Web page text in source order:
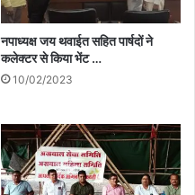
नपाध्यक्ष जय थवाईत सहित पार्षदों ने
कलेक्टर से किया भेंट …
10/02/2023